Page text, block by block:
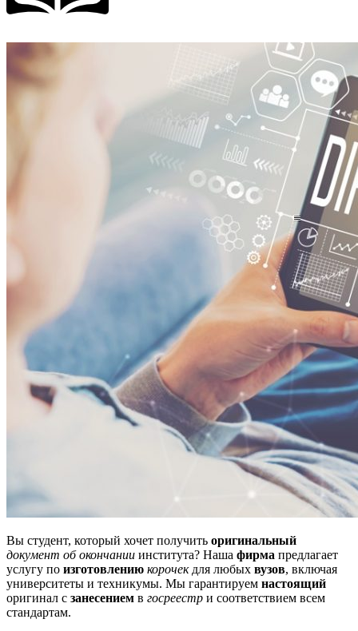
Вы студент, который хочет получить оригинальный
документ об окончании института? Наша фирма предлагает
услугу по изготовлению корочекдля любых вузов, включая
университеты и техникумы. Мы гарантируем настоящий
оригинал с занесением в госреестр и соответствием всем
стандартам.